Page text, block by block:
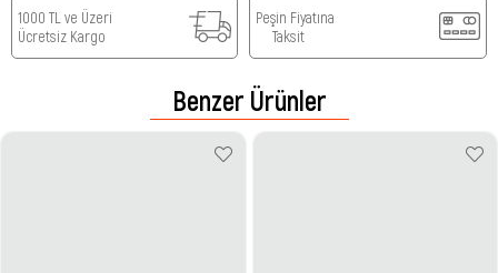
1000 TL ve Üzeri
Ücretsiz Kargo
Peşin Fiyatına
Taksit
Benzer Ürünler